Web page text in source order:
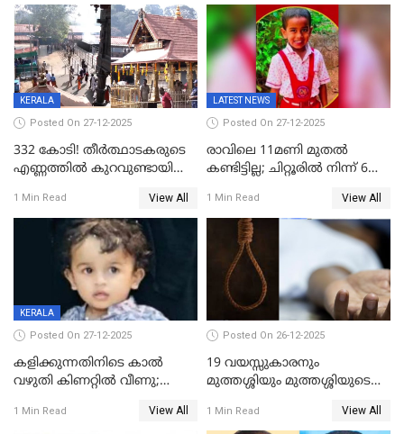
ഫേഷ്യലിന് 300 രൂപ
ആവശ്യപ്പെട്ടതിനെച്ചൊല്ലി
KERALA
Posted On 27-12-2025
332 കോടി! തീർത്ഥാടകരുടെ
എണ്ണത്തിൽ കുറവുണ്ടായിട്ടും
കുതിച്ചുയരുന്നു
1 Min Read View All
LATEST NEWS
Posted On 27-12-2025
രാവിലെ 11മണി മുതൽ
കണ്ടിട്ടില്ല; ചിറ്റൂരിൽ നിന്ന് 6
1 Min Read View All
KERALA
Posted On 27-12-2025
കളിക്കുന്നതിനിടെ കാൽ
വഴുതി കിണറ്റിൽ വീണു;
ദാരുണാന്ത്യം
1 Min Read View All
Posted On 26-12-2025
19 വയസ്സുകാരനും
മുത്തശ്ശിയും മുത്തശ്ശിയുടെ
മരിച്ചനിലയിൽ
1 Min Read View All